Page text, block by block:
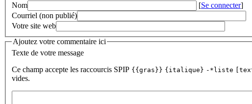
Nom
[Se connecter]
Courriel (non publié)
Votre site web
Ajoutez votre commentaire ici
Texte de votre message
Ce champ accepte les raccourcis SPIP {{gras}} {italique} -*liste
vides.